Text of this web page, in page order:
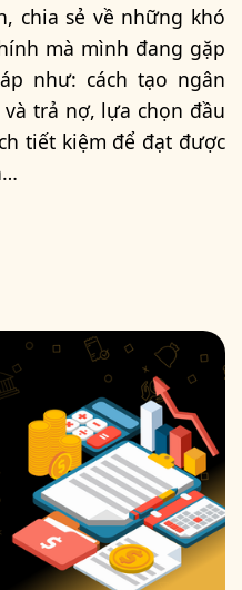
chia sẻ về những khó
mà mình đang gặp
như: cách tạo ngân
trả nợ, lựa chọn đầu
tiết kiệm để đạt được